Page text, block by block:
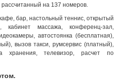
на 137 номеров.
бар, настольный теннис, открытый
кабинет массажа, конференц-зал,
автостоянка (бесплатная),
вызов такси, румсервис (платный),
хранения, телевизор, расчет по